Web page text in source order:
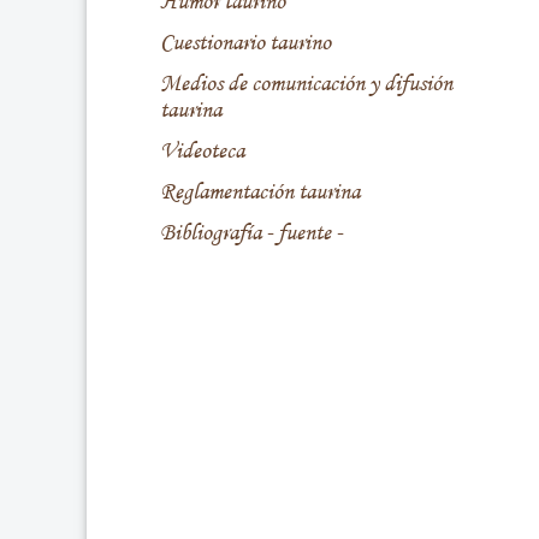
Cuestionario taurino
Medios de comunicación y difusión
taurina
Videoteca
Reglamentación taurina
Bibliografía - fuente -